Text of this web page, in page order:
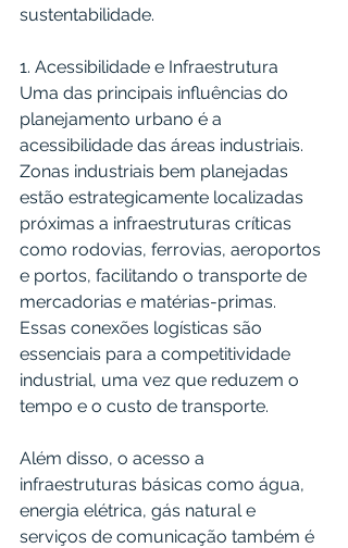
sustentabilidade.
1. Acessibilidade e Infraestrutura
Uma das principais influências do
planejamento urbano é a
acessibilidade das áreas industriais.
Zonas industriais bem planejadas
estão estrategicamente localizadas
próximas a infraestruturas críticas
como rodovias, ferrovias, aeroportos
e portos, facilitando o transporte de
mercadorias e matérias-primas.
Essas conexões logísticas são
essenciais para a competitividade
industrial, uma vez que reduzem o
tempo e o custo de transporte.
Além disso, o acesso a
infraestruturas básicas como água,
energia elétrica, gás natural e
serviços de comunicação também é